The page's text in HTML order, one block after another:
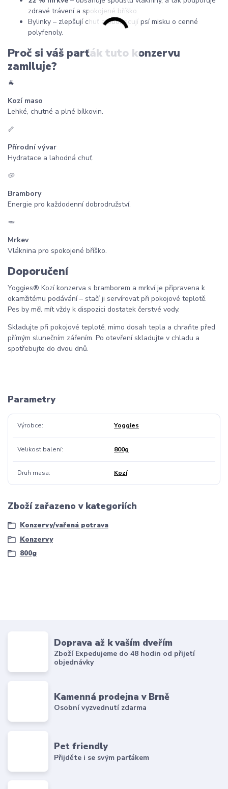
zdravé trávení a spokojené bříško.
Bylinky – zlepšují chuť a obohacují psí misku o cenné
polyfenoly.
Proč si váš parťák tuto konzervu
zamiluje?
🐐
Kozí maso
Lehké, chutné a plné bílkovin.
🦴
Přírodní vývar
Hydratace a lahodná chuť.
🥔
Brambory
Energie pro každodenní dobrodružství.
🥕
Mrkev
Vláknina pro spokojené bříško.
Doporučení
Yoggies® Kozí konzerva s bramborem a mrkví je připravena k
okamžitému podávání – stačí ji servírovat při pokojové teplotě.
Pes by měl mít vždy k dispozici dostatek čerstvé vody.
Skladujte při pokojové teplotě, mimo dosah tepla a chraňte před
přímým slunečním zářením. Po otevření skladujte v chladu a
spotřebujte do dvou dnů.
Parametry
Výrobce Yoggies
Velikost balení 800g
Druh masa Kozí
Zboží zařazeno v kategoriích
Konzervy/vařená potrava
Konzervy
800g
Doprava až k vaším dveřím
Zboží Expedujeme do 48 hodin od přijetí
objednávky
Kamenná prodejna v Brně
Osobní vyzvednutí zdarma
Pet friendly
Přijděte i se svým parťákem